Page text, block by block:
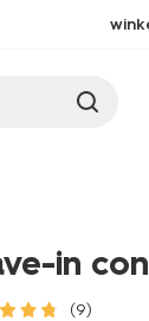
in
(9)